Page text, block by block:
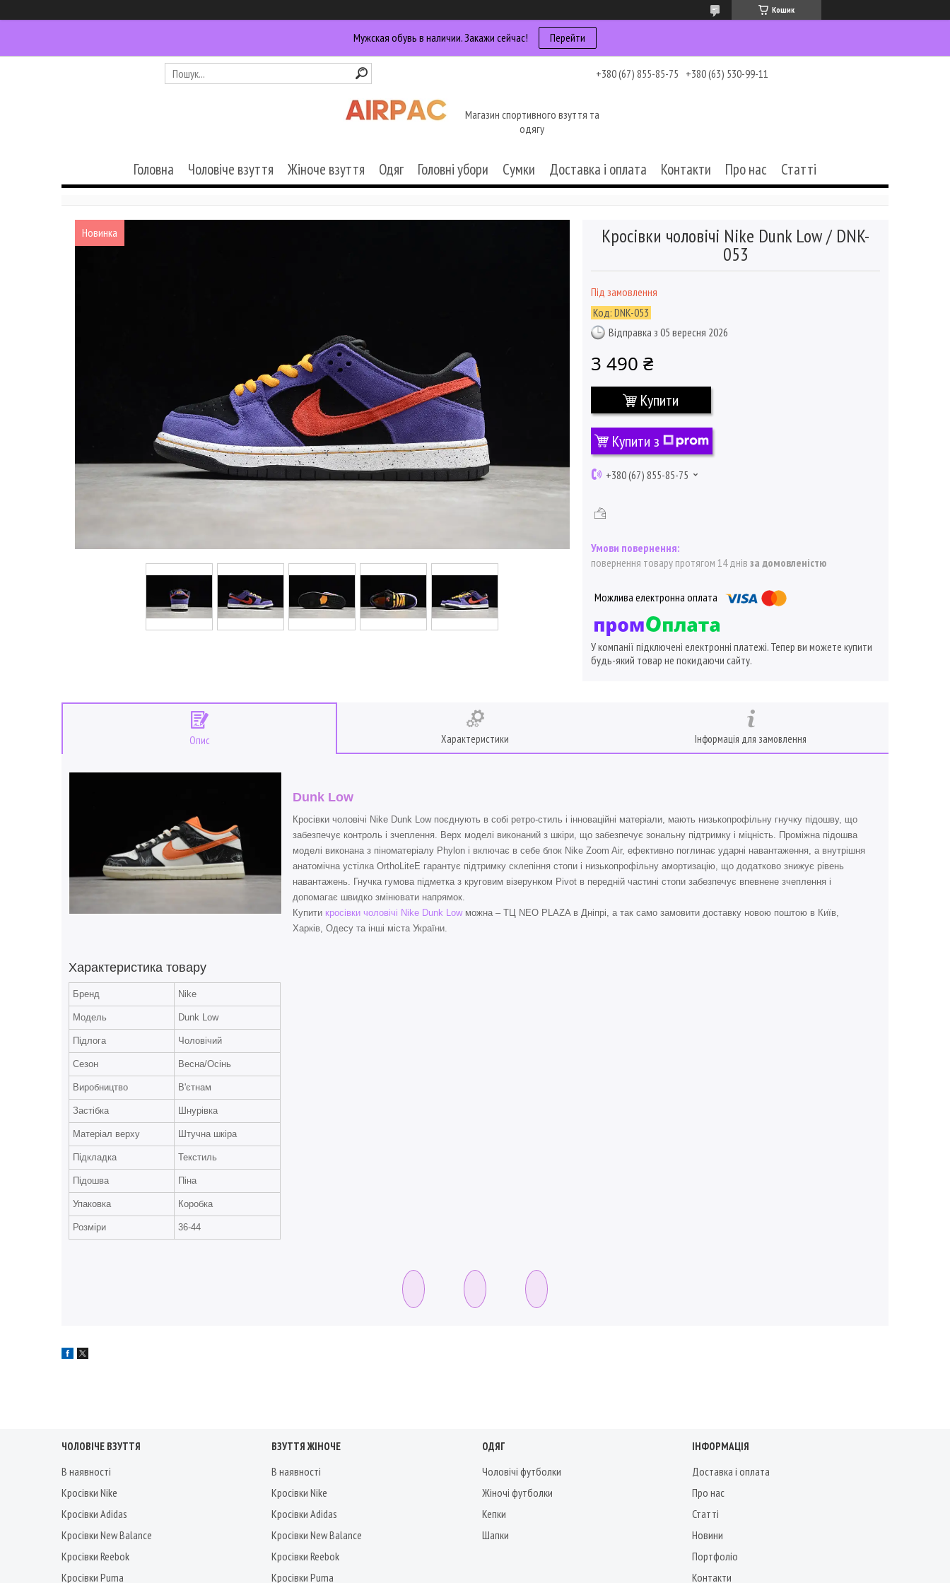
Кошик
Мужская обувь в наличии. Закажи сейчас! Перейти
+380 (67) 855-85-75 +380 (63) 530-99-11
Магазин спортивного взуття та
одягу
Головна Чоловіче взуття Жіноче взуття Одяг Головні убори Сумки Доставка і оплата Контакти Про нас Статті
Новинка Кросівки чоловічі Nike Dunk Low / DNK-
053
Під замовлення
Код: DNK-053
Відправка з 05 вересня 2026
3 490 ₴
Купити
Купити з
+380 (67) 855-85-75
повернення товару протягом 14 днів за домовленістю
У компанії підключені електронні платежі. Тепер ви можете купити
будь-який товар не покидаючи сайту.
Опис Характеристики Інформація для замовлення
Dunk Low
Кросівки чоловічі Nike Dunk Low поєднують в собі ретро-стиль і інноваційні матеріали, мають низькопрофільну гнучку підошву, що
забезпечує контроль і зчеплення. Верх моделі виконаний з шкіри, що забезпечує зональну підтримку і міцність. Проміжна підошва
моделі виконана з піноматеріалу Phylon і включає в себе блок Nike Zoom Air, ефективно поглинає ударні навантаження, а внутрішня
анатомічна устілка OrthoLiteЕ гарантує підтримку склепіння стопи і низькопрофільну амортизацію, що додатково знижує рівень
навантажень. Гнучка гумова підметка з круговим візерунком Pivot в передній частині стопи забезпечує впевнене зчеплення і
допомагає швидко змінювати напрямок.
Купити кросівки чоловічі Nike Dunk Lowможна – ТЦ NEO PLAZA в Дніпрі, а так само замовити доставку новою поштою в Київ,
Харків, Одесу та інші міста України.
Характеристика товару
Бренд Nike
Модель Dunk Low
Підлога Чоловічий
Сезон Весна/Осінь
Виробництво В'єтнам
Застібка Шнурівка
Матеріал верху Штучна шкіра
Підкладка Текстиль
Підошва Піна
Упаковка Коробка
Розміри 36-44
ЧОЛОВІЧЕ ВЗУТТЯ
В наявності
Кросівки Nike
Кросівки Adidas
Кросівки New Balance
Кросівки Reebok
Кросівки Puma
ВЗУТТЯ ЖІНОЧЕ
В наявності
Кросівки Nike
Кросівки Adidas
Кросівки New Balance
Кросівки Reebok
Кросівки Puma
ОДЯГ
Чоловічі футболки
Жіночі футболки
Кепки
Шапки
ІНФОРМАЦІЯ
Доставка і оплата
Про нас
Статті
Новини
Портфоліо
Контакти